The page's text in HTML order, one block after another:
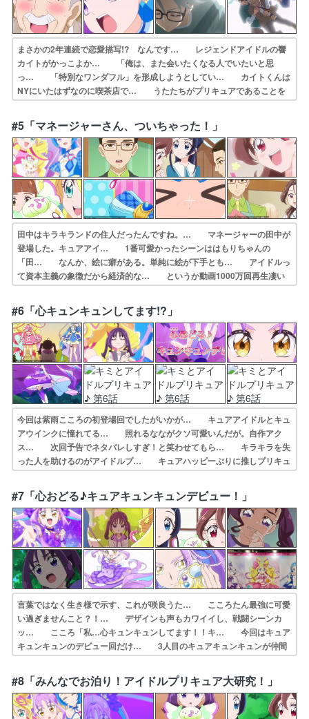
まさかの2年連続で恋愛描写!? なんです… レジェンドアイドルの響
カイトがかっこよか… 「俺は、また会いたくなる人でいたいと思
っ… 「特別なワンダフル」を形成しようとしてい… カイトくんは
NYにいたはずなのに喫茶店で… うたたちがプリキュアであることを
知ってい… このシーンは何回見てもイイね！ただ変身後… うたち
ゃんは人を元気づける歌もすごいので… 真摯で優しく勇気もあって佐
久間くんのお声… レジェンドアイドル！？アイドル役が、本物…
#5「マネージャーさん、ついちゃった！」
田中はキラキランドの住人だったんですね。… マネージャーの田中が
登場した。キュアアイ… 1番可愛かったシーンははもりちゃんの
「田… なんか、絵に癖がある。単純に絵が下手とも… アイドルっ
て資本主義の象徴だから経済的な… というか動画1000万回再生凄い
なもうこ… タナカーン実質初登場。敏腕なように見えて… プリキ
ュアにマネージャーがつく時代だが、… タナカーンさん、プリキュア
がピンチのとき… マネージャーの田中さん登場ですね。おもし…
#6「心キュンキュンしてます!?」
今回は紫雨こころの初登場回でしたがいかが… キュアアイドルとキュ
アウインクに憧れてる… 照れるなながクソ可愛いんだが。自作アク
ス… 次回予告でネタバレしすぎ！と笑わせてもら… キラキラを失
った人を助けるのがアイドルプ… キュアハッピーぶりに推しプリキュ
ア決まる… 後輩属性なのも萌へ！！グッズ自作したり、… 心キュ
ンキュンしてます!?(制作:東映ア… やはりコミカルかつシリアスのさ
じ加減が絶… キュアアイドル＆キュアウインク研究会会長…
#7「心おどる♪キュアキュンキュンデビュー！」
言葉ではなく生き様で示す、これが咲良うた… こころたん最強に可愛
い過ぎませんこと？！… デザインも声もカワイイし、戦闘シーンカ
ッ… こころ「私…心キュンキュンしてます！！キ… 今回はキュア
キュンキュンのデビュー回だけ… 3人目のキュアキュンキュンが仲間
入り。名… 紫雨こころ（キュアキュンキュン）お気に入… 推しの
グッズと共に好きな気持ちを仕舞い込… 今シリーズ3人目(通算87人
目)のプリキ… 初期メン全員揃ったよ(泣) ということで…
#8「みんなでお泊り！アイドルプリキュア大研究！」